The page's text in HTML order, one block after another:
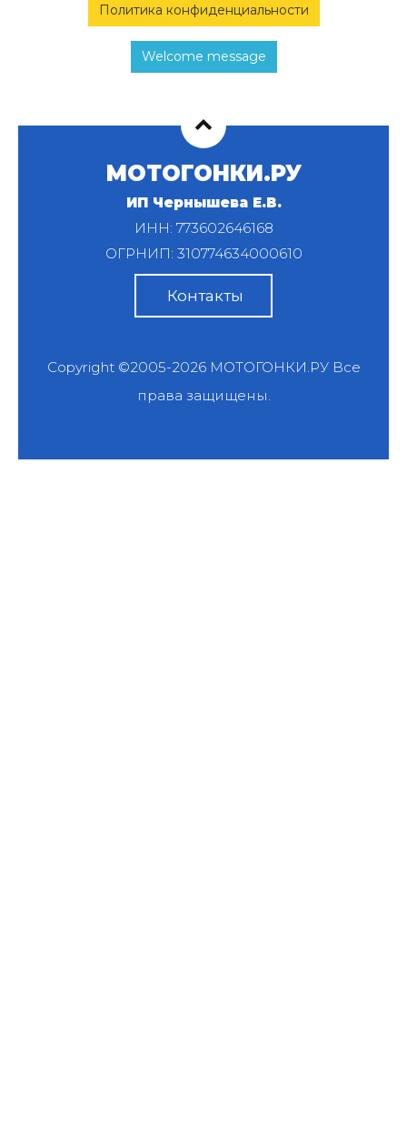
Политика конфиденциальности
Welcome message
МОТОГОНКИ.РУ
ИП Чернышева Е.В.
ИНН: 773602646168
ОГРНИП: 310774634000610
Контакты
Copyright ©2005-2026 МОТОГОНКИ.РУВсе
права защищены.